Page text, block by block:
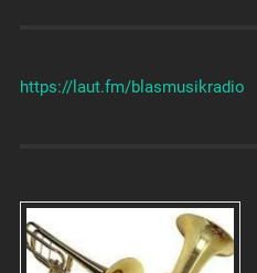
https://laut.fm/blasmusikradio